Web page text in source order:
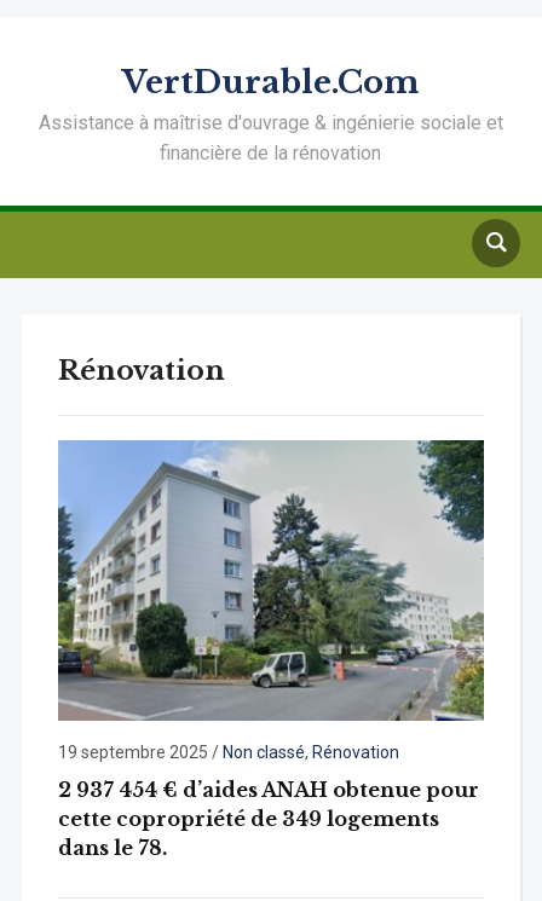
VertDurable.Com
Assistance à maîtrise d'ouvrage & ingénierie sociale et
financière de la rénovation
Rénovation
19 septembre 2025 /Non classé, Rénovation
2 937 454 € d’aides ANAH obtenue pour
cette copropriété de 349 logements
dans le 78.